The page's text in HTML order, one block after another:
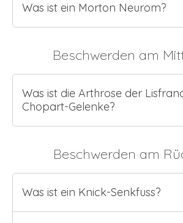
Was ist ein Morton Neurom?
Beschwerden am
Was ist die Arthrose der
Chopart-Gelenke?
Beschwerden am
Was ist ein Knick-Senkfuss?